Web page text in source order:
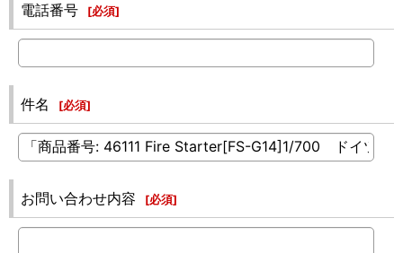
電話番号 [必須]
件名 [必須]
お問い合わせ内容 [必須]